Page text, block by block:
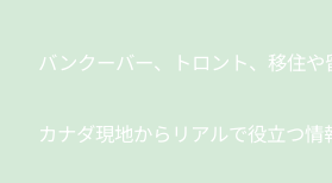
バンクーバー、トロント、移住
カナダ現地からリアルで役立つ情